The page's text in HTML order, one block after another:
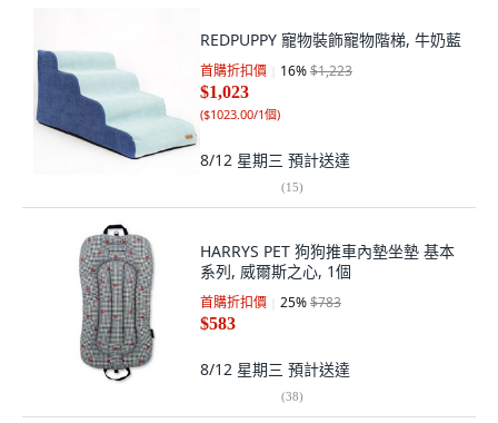
REDPUPPY 寵物裝飾寵物階梯, 牛奶藍
首購折扣價 16%$1,223
$1,023
($1023.00/1個)
8/12 星期三 預計送達
(15)
HARRYS PET 狗狗推車內墊坐墊 基本
系列, 威爾斯之心, 1個
首購折扣價 25%$783
$583
8/12 星期三 預計送達
(38)